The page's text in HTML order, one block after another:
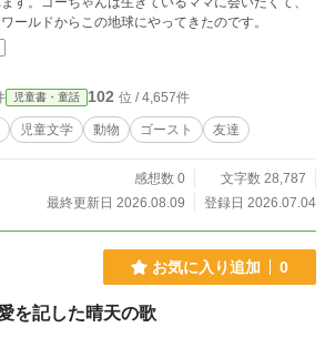
ールドからこの地球にやってきたのです。
児童書・童話 102 位 / 4,657件
児童文学 動物 ゴースト 友達
感想数 0
文字数 28,787
最終更新日 2026.08.09
登録日 2026.07.04
お気に入り追加 0
を記した晴天の歌